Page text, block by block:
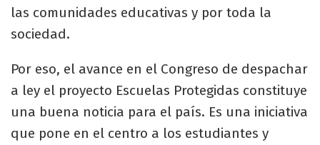
las comunidades educativas y por toda la
sociedad.
Por eso, el avance en el Congreso de despachar
a ley el proyecto Escuelas Protegidas constituye
una buena noticia para el país. Es una iniciativa
que pone en el centro a los estudiantes y